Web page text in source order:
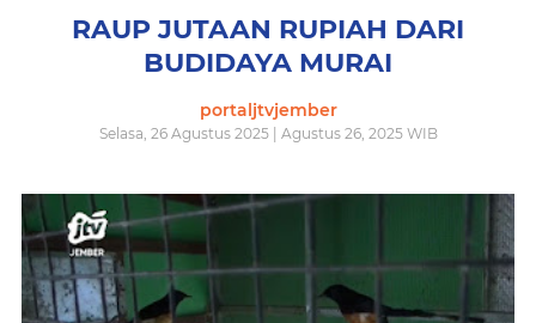
RAUP JUTAAN RUPIAH DARI
BUDIDAYA MURAI
portaljtvjember
Selasa, 26 Agustus 2025 | Agustus 26, 2025 WIB